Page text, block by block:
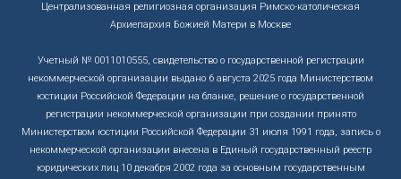
Централизованная религиозная организация Римско-католическая
Архиепархия Божией Матери в Москве
Учетный № 0011010555, свидетельство о государственной регистрации
некоммерческой организации выдано 6 августа 2025 года Министерством
юстиции Российской Федерации на бланке, решение о государственной
регистрации некоммерческой организации при создании принято
Министерством юстиции Российской Федерации 31 июля 1991 года, запись о
некоммерческой организации внесена в Единый государственный реестр
юридических лиц 10 декабря 2002 года за основным государственным